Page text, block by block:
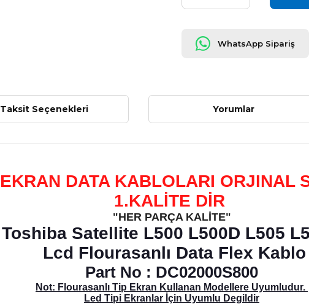
WhatsApp Sipariş
Taksit Seçenekleri Yorumlar
EKRAN DATA KABLOLARI ORJINAL
1.KALİTE DİR
"HER PARÇA KALİTE"
Toshiba Satellite L500 L500D L505
Lcd Flourasanlı Data Flex Kablo
Part No : DC02000S800
Not: Flourasanlı Tip Ekran Kullanan Modellere Uyumludur.
Led Tipi Ekranlar İçin Uyumlu Degildir